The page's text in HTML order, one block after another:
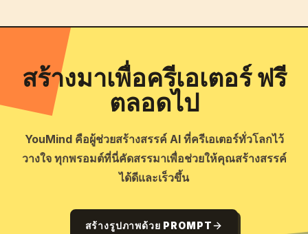
สร้างมาเพื่อครีเอเตอร์ ฟรี
ตลอดไป
YouMind คือผู้ช่วยสร้างสรรค์ AI ที่ครีเอเตอร์ทั่วโลกไว้
วางใจ ทุกพรอมต์ที่นี่คัดสรรมาเพื่อช่วยให้คุณสร้างสรรค์
ได้ดีและเร็วขึ้น
สร้างรูปภาพด้วย PROMPT